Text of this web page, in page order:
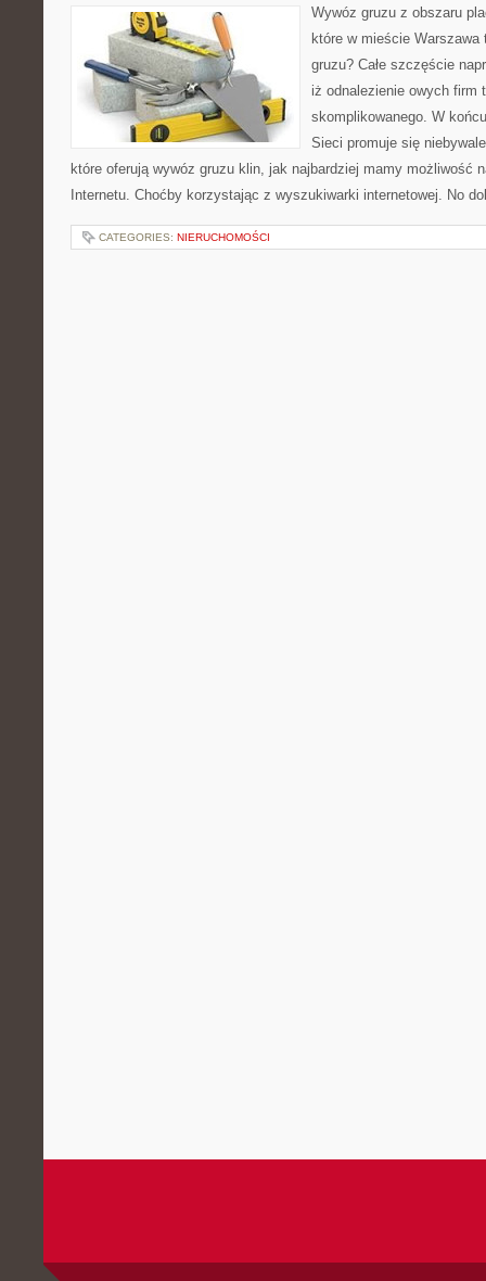
Wywóz gruzu z obszaru
które w mieście Warszawa
gruzu? Całe szczęście
iż odnalezienie owych firm
skomplikowanego. W
Sieci promuje się
które oferują wywóz gruzu klin, jak najbardziej mamy możliwość
Internetu. Choćby korzystając z wyszukiwarki internetowej. No
CATEGORIES: NIERUCHOMOŚCI